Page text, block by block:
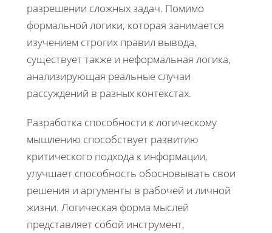
разрешении сложных задач. Помимо
формальной логики, которая занимается
изучением строгих правил вывода,
существует также и неформальная логика,
анализирующая реальные случаи
рассуждений в разных контекстах.
Разработка способности к логическому
мышлению способствует развитию
критического подхода к информации,
улучшает способность обосновывать свои
решения и аргументы в рабочей и личной
жизни. Логическая форма мыслей
представляет собой инструмент,